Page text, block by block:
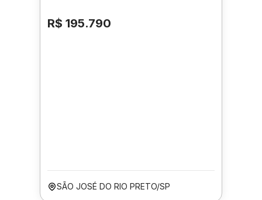
R$ 195.790
SÃO JOSÉ DO RIO PRETO/SP